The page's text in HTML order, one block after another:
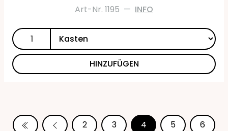
Art-Nr. 1195 — INFO
HINZUFÜGEN
2 3 4 5 6